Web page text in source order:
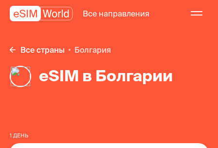
Все направления
Все страны Болгария
eSIM в Болгарии
1 ДЕНЬ